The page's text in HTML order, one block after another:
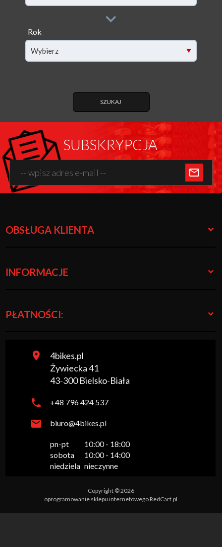
Rok
filter[year]
Wybierz
SZUKAJ
SUBSKRYPCJA
OBSŁUGA KLIENTA
INFORMACJE
PŁATNOŚCI:
4bikes.pl
Żywiecka 41
43-300 Bielsko-Biała
+48 796 424 537
biuro@4bikes.pl
pn-pt
sobota
niedziela
10:00 - 18:00
10:00 - 14:00
nieczynne
Copyright © 2026
oprogramowanie sklepu internetowegoRedCart.pl